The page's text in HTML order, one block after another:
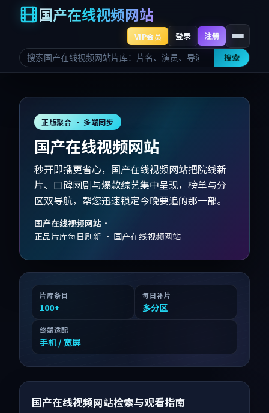
国产在线视频网站
搜索
VIP会员 登录 注册
正版聚合 · 多端同步
国产在线视频网站
秒开即播更省心，国产在线视频网站把院线新
片、口碑网剧与爆款综艺集中呈现，榜单与分
区双导航，帮您迅速锁定今晚要追的那一部。
国产在线视频网站 ·
正品片库每日刷新 · 国产在线视频网站
片库条目
100+
每日补片
多分区
终端适配
手机 / 宽屏
国产在线视频网站检索与观看指南